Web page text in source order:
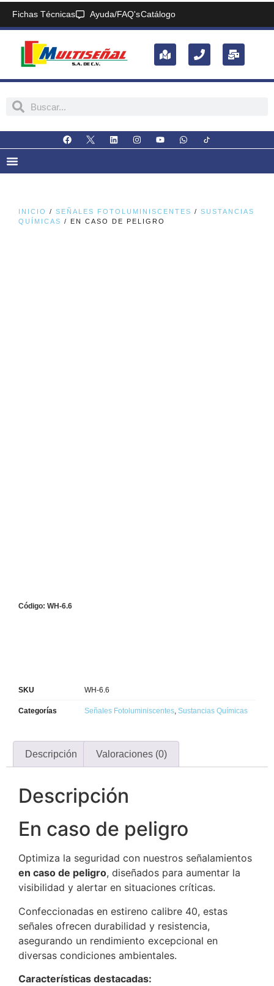
Fichas Técnicas Ayuda/FAQ'sCatálogo
INICIO / SEÑALES FOTOLUMINISCENTES / SUSTANCIAS
QUÍMICAS / EN CASO DE PELIGRO
Código: WH-6.6
SKU WH-6.6
Categorías Señales Fotoluminiscentes Sustancias Químicas
Descripción Valoraciones (0)
Descripción
En caso de peligro
Optimiza la seguridad con nuestros señalamientos
en caso de peligro, diseñados para aumentar la
visibilidad y alertar en situaciones críticas.
Confeccionadas en estireno calibre 40, estas
señales ofrecen durabilidad y resistencia,
asegurando un rendimiento excepcional en
diversas condiciones ambientales.
Características destacadas: